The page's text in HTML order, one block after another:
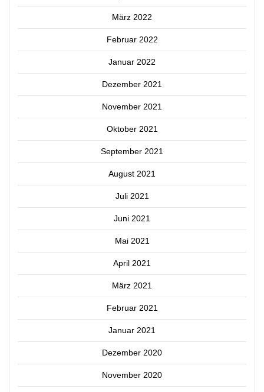
März 2022
Februar 2022
Januar 2022
Dezember 2021
November 2021
Oktober 2021
September 2021
August 2021
Juli 2021
Juni 2021
Mai 2021
April 2021
März 2021
Februar 2021
Januar 2021
Dezember 2020
November 2020